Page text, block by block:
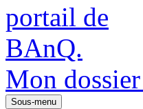
Mon dossier
Sous-menu